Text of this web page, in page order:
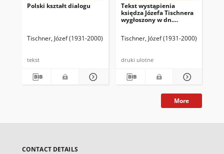
Polski kształt dialogu
Tischner, Józef (1931-2000)
tekst
Tekst wystąpienia
księdza Józefa Tischnera
wygłoszony w dn.
Tischner, Józef (1931-2000)
druki ulotne
More
CONTACT DETAILS